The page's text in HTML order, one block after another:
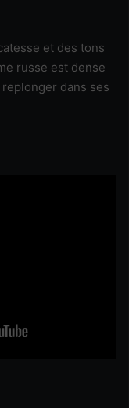
et des tons
russe est dense
dans ses